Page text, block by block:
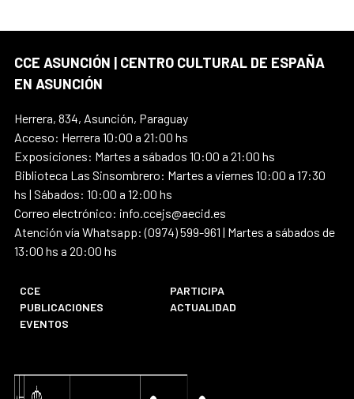
CCE ASUNCIÓN | CENTRO CULTURAL DE ESPAÑA
EN ASUNCIÓN
Herrera, 834, Asunción, Paraguay
Acceso: Herrera 10:00 a 21:00 hs
Exposiciones: Martes a sábados 10:00 a 21:00 hs
Biblioteca Las Sinsombrero: Martes a viernes 10:00 a 17:30
hs | Sábados: 10:00 a 12:00 hs
Correo electrónico: info.ccejs@aecid.es
Atención vía Whatsapp: (0974) 599-961 | Martes a sábados de
13:00 hs a 20:00 hs
CCE
PARTICIPA
PUBLICACIONES
ACTUALIDAD
EVENTOS